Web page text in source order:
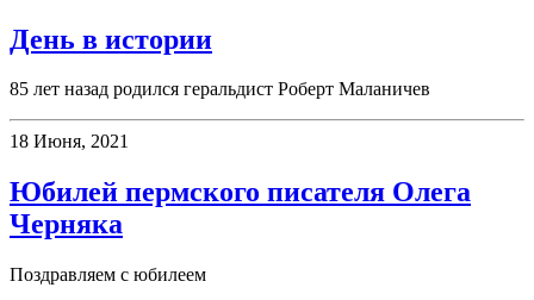
День в истории
85 лет назад родился геральдист Роберт Маланичев
18 Июня, 2021
Юбилей пермского писателя Олега
Черняка
Поздравляем с юбилеем